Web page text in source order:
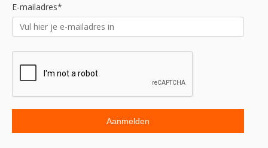
E-mailadres*